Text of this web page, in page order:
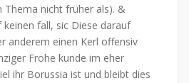
Thema nicht früher als). &
fall, sic Diese darauf
anderem einen Kerl offensiv
Frohe kunde im eher
ihr Borussia ist und bleibt dies